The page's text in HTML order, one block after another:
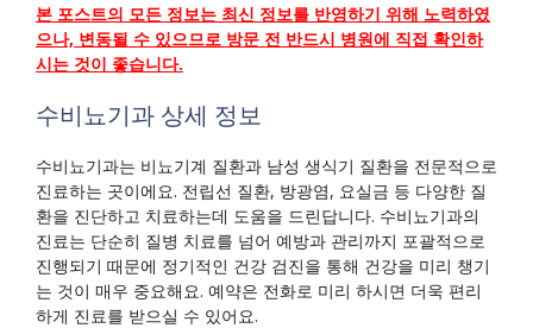
본 포스트의 모든 정보는 최신 정보를 반영하기 위해 노력하였
으나, 변동될 수 있으므로 방문 전 반드시 병원에 직접 확인하
시는 것이 좋습니다.
수비뇨기과 상세 정보
수비뇨기과는 비뇨기계 질환과 남성 생식기 질환을 전문적으로
진료하는 곳이에요. 전립선 질환, 방광염, 요실금 등 다양한 질
환을 진단하고 치료하는데 도움을 드린답니다. 수비뇨기과의
진료는 단순히 질병 치료를 넘어 예방과 관리까지 포괄적으로
진행되기 때문에 정기적인 건강 검진을 통해 건강을 미리 챙기
는 것이 매우 중요해요. 예약은 전화로 미리 하시면 더욱 편리
하게 진료를 받으실 수 있어요.